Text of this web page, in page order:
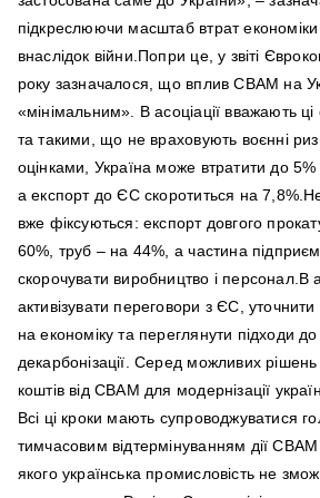
підкреслюючи масштаб втрат
внаслідок війни.Попри це, у звіті
року зазначалося, що вплив CBAM на
«мінімальним». В асоціації вважають
та такими, що не враховують воєнні
оцінками, Україна може втратити до
а експорт до ЄС скоротиться на
вже фіксуються: експорт довгого
60%, труб – на 44%, а частина
скорочувати виробництво і персонал.В
активізувати переговори з ЄС,
на економіку та переглянути підходи
декарбонізації. Серед можливих
коштів від CBAM для модернізації
Всі ці кроки мають супроводжуватися
тимчасовим відтермінуванням дії
якого українська промисловість не